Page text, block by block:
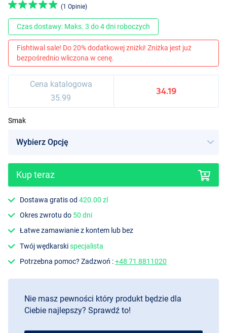
(1 Opinie)
Czas dostawy: Maks. 3 do 4 dni roboczych
Fishtiwal sale! Do 20% dodatkowej zniżki! Zniżka jest już
bezpośrednio wliczona w cenę.
Cena katalogowa
35.99
34.19
Smak
Kup teraz
Dostawa gratis od420.00 zl
Okres zwrotu do 50 dni
Łatwe zamawianie z kontem lub bez
Twój wędkarskispecjalista
Potrzebna pomoc? Zadzwoń :+48 71 8811020
Nie masz pewności który produkt będzie dla
Ciebie najlepszy? Sprawdź to!